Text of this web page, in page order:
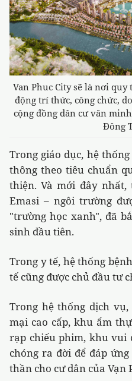
Van Phuc City sẽ là nơi
động trí thức, công chức,
cộng đồng dân cư văn
Đông
Trong giáo dục, hệ
thông theo tiêu chuẩn
thiện. Và mới đây nhất,
Emasi – ngôi trường
"trường học xanh", đã
sinh đầu tiên.
Trong y tế, hệ thống
tế cũng được chủ đầu tư
Trong hệ thống dịch
mại cao cấp, khu ẩm
rạp chiếu phim, khu
chóng ra đời để đáp
thần cho cư dân của Vạn